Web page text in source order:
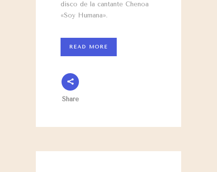
disco de la cantante Chenoa
«Soy Humana».
READ MORE
Share